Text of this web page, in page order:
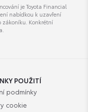
je Toyota Financial
nabídkou k uzavření
zákoníku. Konkrétní
POUŽITÍ
podmínky
cookie